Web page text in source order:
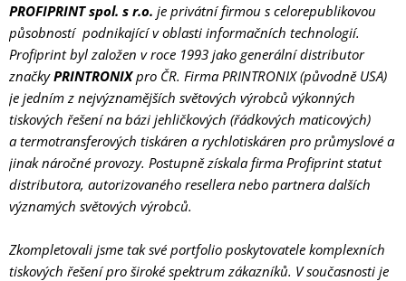
PROFIPRINT spol. s r.o. je privátní firmou s celorepublikovou
působností podnikající v oblasti informačních technologií.
Profiprint byl založen v roce 1993 jako generální distributor
značkyPRINTRONIX pro ČR. Firma PRINTRONIX(původně USA)
je jedním z nejvýznamějších světových výrobců výkonných
tiskových řešení na bázi jehličkových (řádkových maticových)
a termotransferových tiskáren a rychlotiskáren pro průmyslové a
jinak náročné provozy. Postupně získala firma Profiprint statut
distributora, autorizovaného resellera nebo partnera dalších
významých světových výrobců.
Zkompletovali jsme tak své portfolio poskytovatele komplexních
tiskových řešení pro široké spektrum zákazníků. V současnosti je